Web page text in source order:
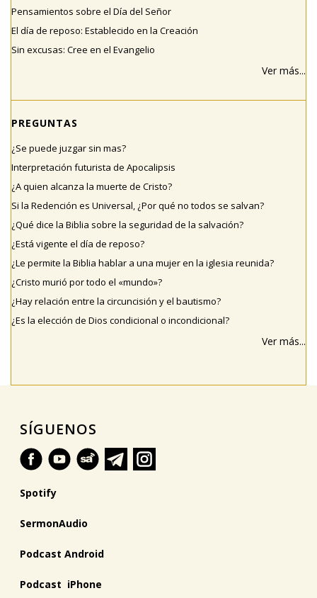
Pensamientos sobre el Día del Señor
El día de reposo: Establecido en la Creación
Sin excusas: Cree en el Evangelio
Ver más...
PREGUNTAS
¿Se puede juzgar sin mas?
Interpretación futurista de Apocalipsis
¿A quien alcanza la muerte de Cristo?
Si la Redención es Universal, ¿Por qué no todos se salvan?
¿Qué dice la Biblia sobre la seguridad de la salvación?
¿Está vigente el día de reposo?
¿Le permite la Biblia hablar a una mujer en la iglesia reunida?
¿Cristo murió por todo el «mundo»?
¿Hay relación entre la circuncisión y el bautismo?
¿Es la elección de Dios condicional o incondicional?
Ver más...
SÍGUENOS
Spotify
SermonAudio
Podcast Android
Podcast iPhone